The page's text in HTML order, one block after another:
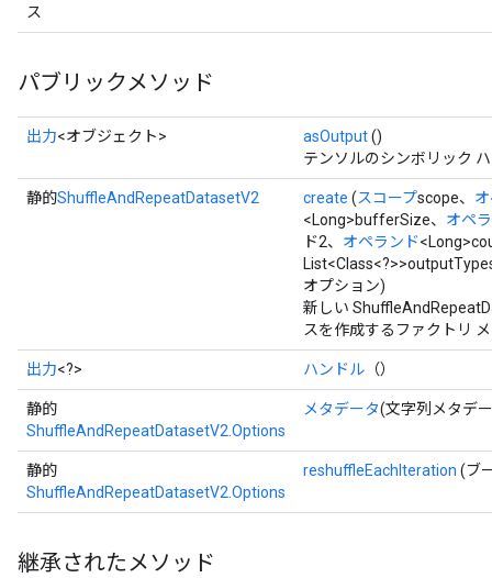
ス
パブリックメソッド
出力<オブジェクト> asOutput()
テンソルのシンボリック
静的ShuffleAndRepeatDatasetV2 create (スコープscope、
<Long>bufferSize、 オペ
ド2、 オペランド
オプション)
新しい
スを作成するファクトリ
出力<?> ハンドル （）
静的
ShuffleAndRepeatDatasetV2.Options
メタデータ(文字列メタデ
静的
ShuffleAndRepeatDatasetV2.Options
reshuffleEachIteration (ブ
継承されたメソッド